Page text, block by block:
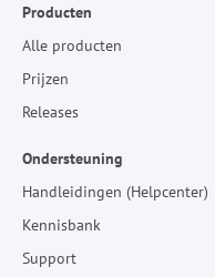
Producten
Alle producten
Prijzen
Releases
Ondersteuning
Handleidingen (Helpcenter)
Kennisbank
Support